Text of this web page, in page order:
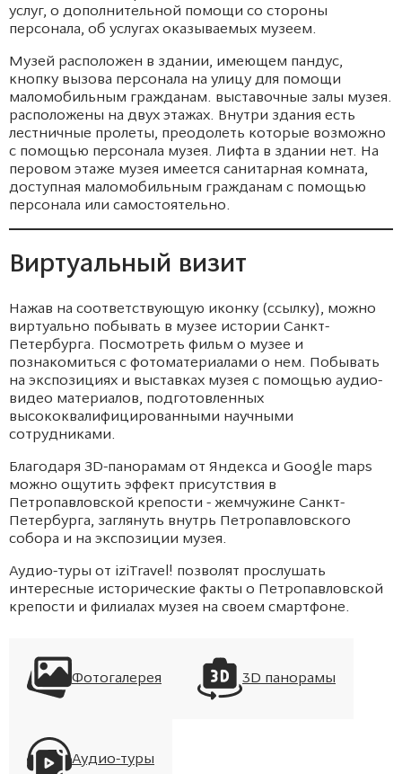
услуг, о дополнительной помощи со стороны
персонала, об услугах оказываемых музеем.
Музей расположен в здании, имеющем пандус,
кнопку вызова персонала на улицу для помощи
маломобильным гражданам. выставочные залы музея.
расположены на двух этажах. Внутри здания есть
лестничные пролеты, преодолеть которые возможно
с помощью персонала музея. Лифта в здании нет. На
перовом этаже музея имеется санитарная комната,
доступная маломобильным гражданам с помощью
персонала или самостоятельно.
Виртуальный визит
Нажав на соответствующую иконку (ссылку), можно
виртуально побывать в музее истории Санкт-
Петербурга. Посмотреть фильм о музее и
познакомиться с фотоматериалами о нем. Побывать
на экспозициях и выставках музея с помощью аудио-
видео материалов, подготовленных
высококвалифицированными научными
сотрудниками.
Благодаря ЗD-панорамам от Яндекса и Google maps
можно ощутить эффект присутствия в
Петропавловской крепости - жемчужине Санкт-
Петербурга, заглянуть внутрь Петропавловского
собора и на экспозиции музея.
Аудио-туры от iziTravel! позволят прослушать
интересные исторические факты о Петропавловской
крепости и филиалах музея на своем смартфоне.
Фотогалерея 3D панорамы
Аудио-туры